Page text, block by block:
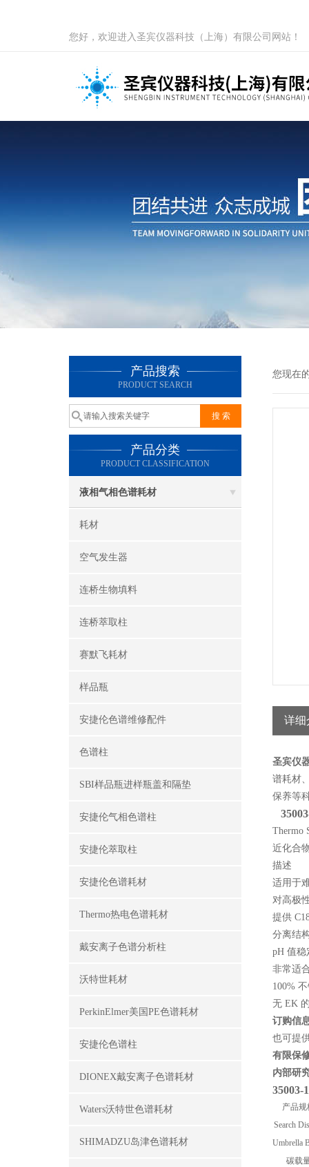
您好，欢迎进入圣宾仪器科技（上海）有限公司网站！
产品搜索
PRODUCT SEARCH
产品分类
PRODUCT CLASSIFICATION
液相气相色谱耗材
耗材
空气发生器
连桥生物填料
连桥萃取柱
赛默飞耗材
样品瓶
安捷伦色谱维修配件
色谱柱
SBI样品瓶进样瓶盖和隔垫
安捷伦气相色谱柱
安捷伦萃取柱
安捷伦色谱耗材
Thermo热电色谱耗材
戴安离子色谱分析柱
沃特世耗材
PerkinElmer美国PE色谱耗材
安捷伦色谱柱
DIONEX戴安离子色谱耗材
Waters沃特世色谱耗材
SHIMADZU岛津色谱耗材
您现在
详细
圣宾仪
谱耗材
保养等
Thermo
近化合
描述
适用于
对高极
提供
分离结
pH 值稳
非常适
100%
无 EK
订购信
也可提
有限保
内部研
35003-
产品规
Search
Umbrella
碳载